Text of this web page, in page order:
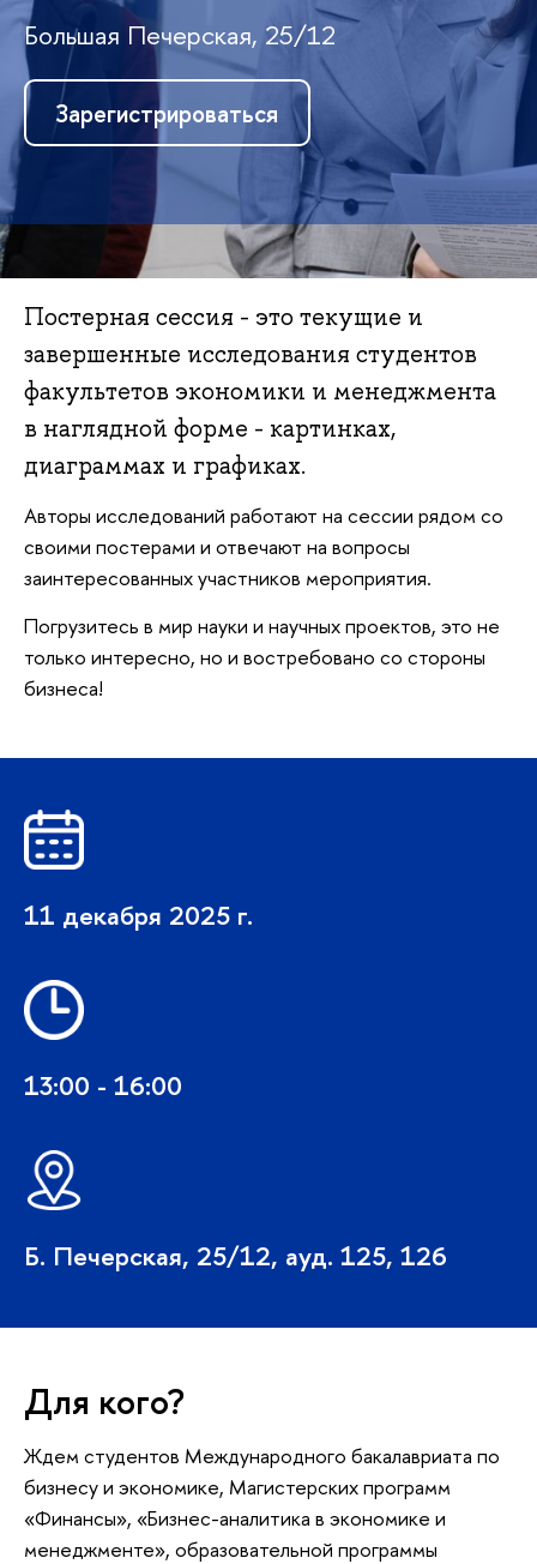
Большая Печерская, 25/12
Зарегистрироваться
Постерная сессия - это текущие и
завершенные исследования студенто
факультетов экономики и менеджмента
наглядной форме - картинках,
диаграммах и графиках.
Авторы исследований работают на сессии рядом со
своими постерами и отвечают на вопросы
заинтересованных участников мероприятия.
Погрузитесь в мир науки и научных проектов, это не
только интересно, но и востребовано со стороны
изнеса!
11 декабря 2025 г.
13:00 - 16:00
Б. Печерская, 25/12, ауд. 125, 126
Для кого?
Ждем студентов Международного бакалавриата по
изнесу и экономике, Магистерских программ
«Финансы», «Бизнес-аналитика в экономике и
менеджменте», образовательной программы